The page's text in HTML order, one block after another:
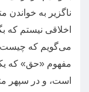
ناگزیر به خواندن
اخلاقی نیستم که
می‌گویم که چیست
مفهوم «حق» که
است، و در سپهر